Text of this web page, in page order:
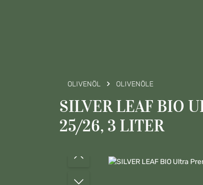
OLIVENÖL OLIVENÖLE
SILVER LEAF BIO
25/26, 3 LITER
Bildergalerie überspringen